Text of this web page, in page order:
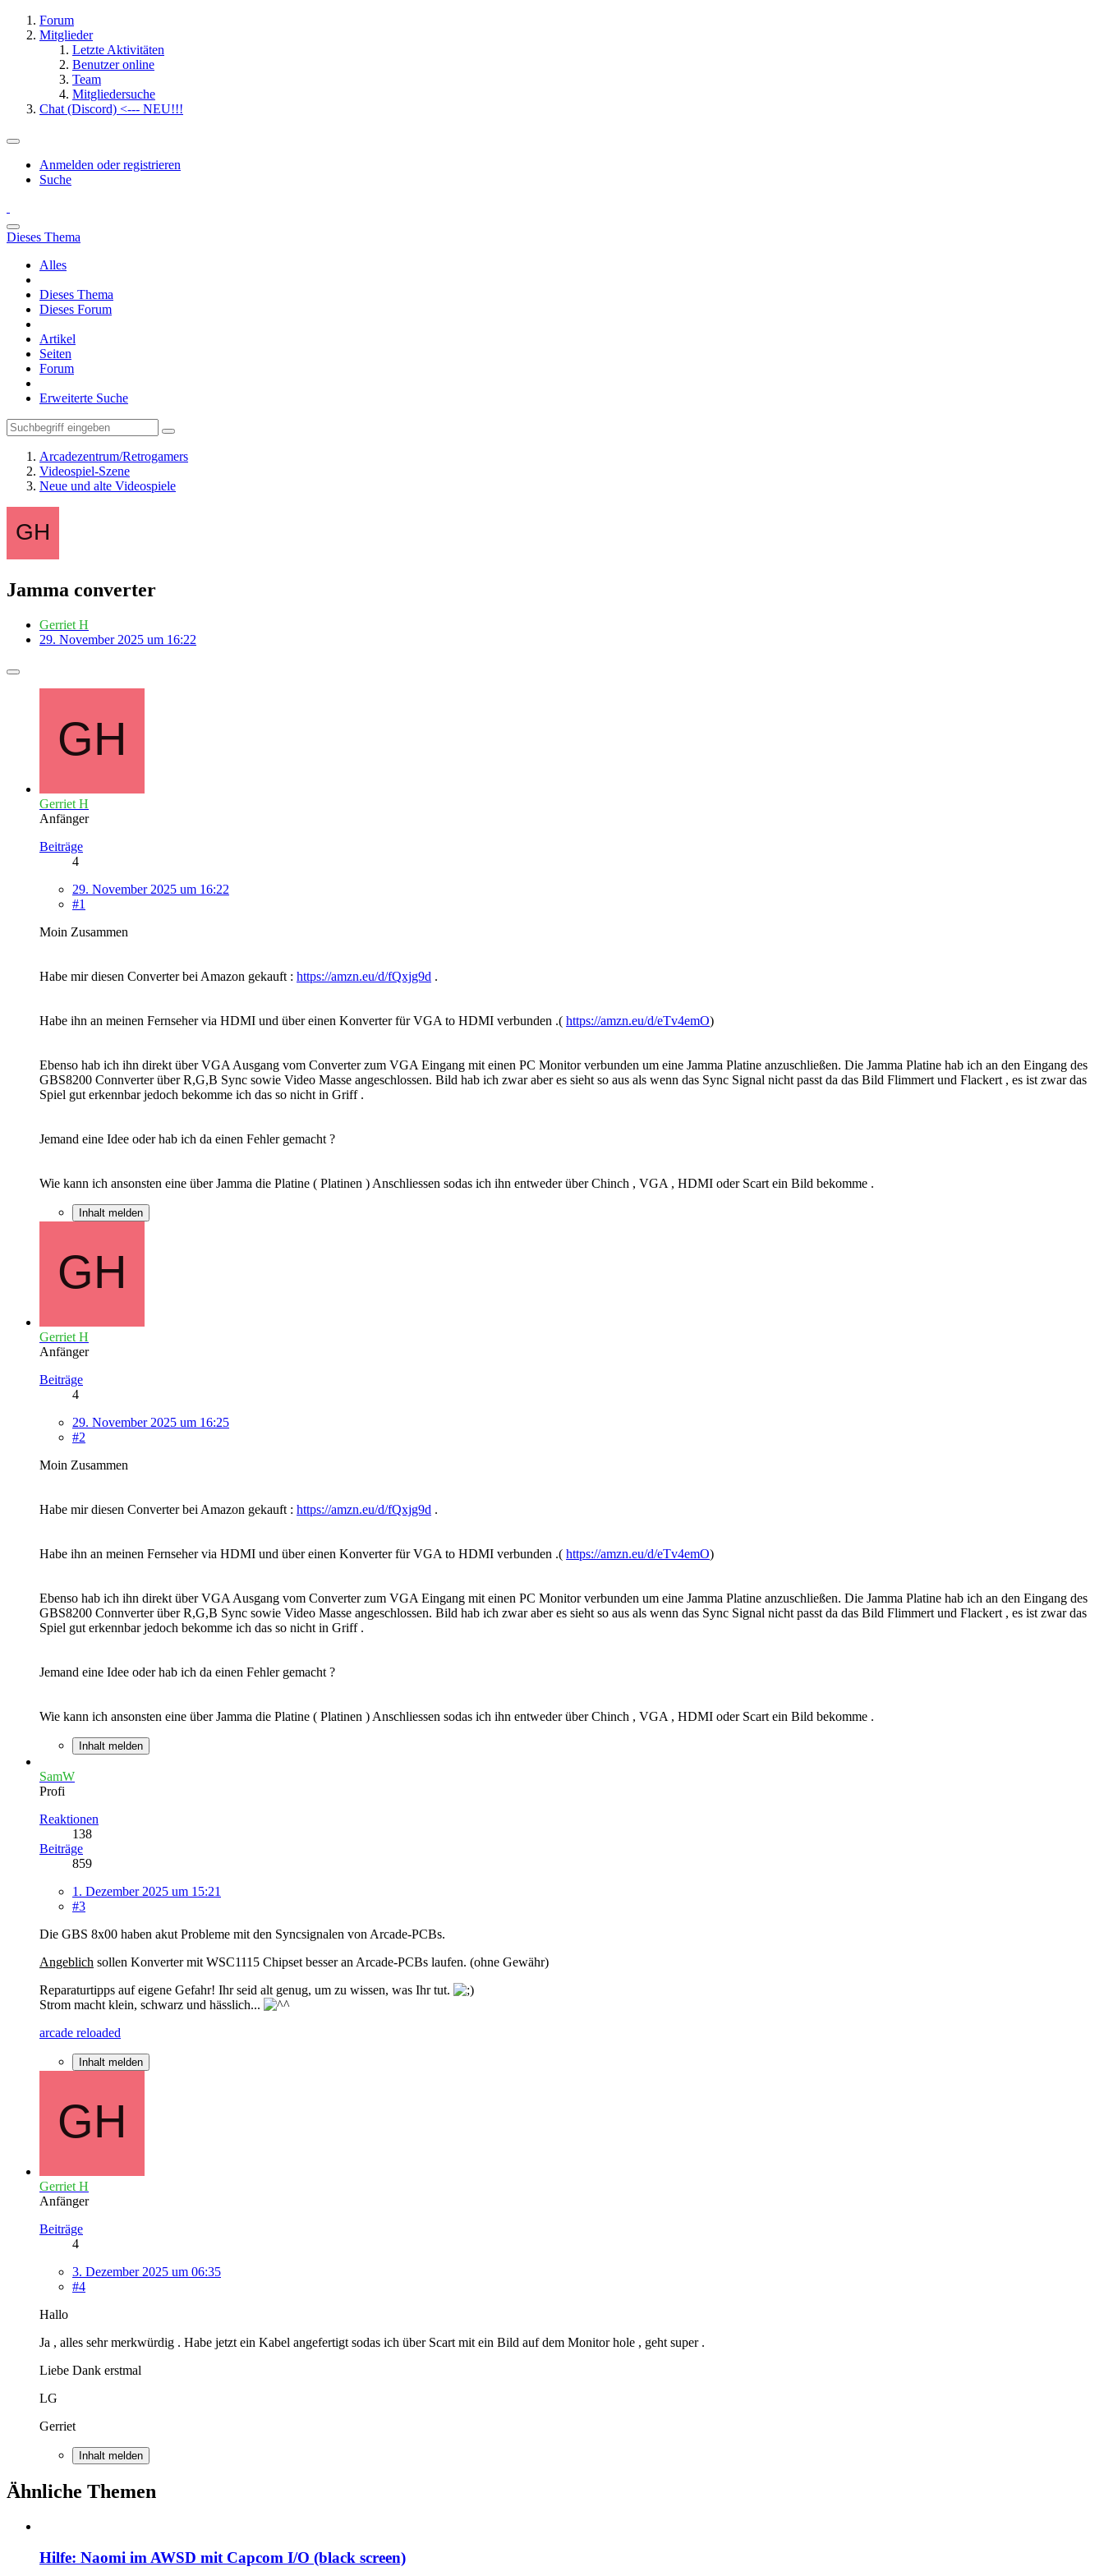
Forum
Mitglieder
Letzte Aktivitäten
Benutzer online
Team
Mitgliedersuche
Chat (Discord) <--- NEU!!!
Anmelden oder registrieren
Suche
Dieses Thema
Alles
Dieses Thema
Dieses Forum
Artikel
Seiten
Forum
Erweiterte Suche
Arcadezentrum/Retrogamers
Videospiel-Szene
Neue und alte Videospiele
Jamma converter
Gerriet H
29. November 2025 um 16:22
Gerriet H
Anfänger
Beiträge
4
29. November 2025 um 16:22
#1
Moin Zusammen
Habe mir diesen Converter bei Amazon gekauft : https://amzn.eu/d/fQxjg9d .
Habe ihn an meinen Fernseher via HDMI und über einen Konverter für VGA to HDMI verbunden .( https://amzn.eu/d/eTv4emO)
Ebenso hab ich ihn direkt über VGA Ausgang vom Converter zum VGA Eingang mit einen PC Monitor verbunden um eine Jamma Platine anzuschließen. Die Jamma Platine hab ich an den Eingang des
GBS8200 Connverter über R,G,B Sync sowie Video Masse angeschlossen. Bild hab ich zwar aber es sieht so aus als wenn das Sync Signal nicht passt da das Bild Flimmert und Flackert , es ist zwar das
Spiel gut erkennbar jedoch bekomme ich das so nicht in Griff .
Jemand eine Idee oder hab ich da einen Fehler gemacht ?
Wie kann ich ansonsten eine über Jamma die Platine ( Platinen ) Anschliessen sodas ich ihn entweder über Chinch , VGA , HDMI oder Scart ein Bild bekomme .
Inhalt melden
Gerriet H
Anfänger
Beiträge
4
29. November 2025 um 16:25
#2
Moin Zusammen
Habe mir diesen Converter bei Amazon gekauft : https://amzn.eu/d/fQxjg9d .
Habe ihn an meinen Fernseher via HDMI und über einen Konverter für VGA to HDMI verbunden .( https://amzn.eu/d/eTv4emO)
Ebenso hab ich ihn direkt über VGA Ausgang vom Converter zum VGA Eingang mit einen PC Monitor verbunden um eine Jamma Platine anzuschließen. Die Jamma Platine hab ich an den Eingang des
GBS8200 Connverter über R,G,B Sync sowie Video Masse angeschlossen. Bild hab ich zwar aber es sieht so aus als wenn das Sync Signal nicht passt da das Bild Flimmert und Flackert , es ist zwar das
Spiel gut erkennbar jedoch bekomme ich das so nicht in Griff .
Jemand eine Idee oder hab ich da einen Fehler gemacht ?
Wie kann ich ansonsten eine über Jamma die Platine ( Platinen ) Anschliessen sodas ich ihn entweder über Chinch , VGA , HDMI oder Scart ein Bild bekomme .
Inhalt melden
SamW
Profi
Reaktionen
138
Beiträge
859
1. Dezember 2025 um 15:21
#3
Die GBS 8x00 haben akut Probleme mit den Syncsignalen von Arcade-PCBs.
Angeblich sollen Konverter mit WSC1115 Chipset besser an Arcade-PCBs laufen. (ohne Gewähr)
Reparaturtipps auf eigene Gefahr! Ihr seid alt genug, um zu wissen, was Ihr tut.
Strom macht klein, schwarz und hässlich...
arcade reloaded
Inhalt melden
Gerriet H
Anfänger
Beiträge
4
3. Dezember 2025 um 06:35
#4
Hallo
Ja , alles sehr merkwürdig . Habe jetzt ein Kabel angefertigt sodas ich über Scart mit ein Bild auf dem Monitor hole , geht super .
Liebe Dank erstmal
LG
Gerriet
Inhalt melden
Ähnliche Themen
Hilfe: Naomi im AWSD mit Capcom I/O (black screen)